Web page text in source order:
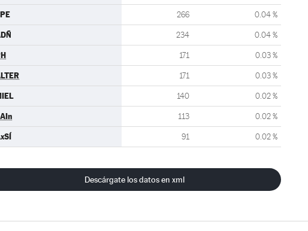
266 0.04 %
234 0.04 %
171 0.03 %
171 0.03 %
140 0.02 %
113 0.02 %
91 0.02 %
Descárgate los datos en xml